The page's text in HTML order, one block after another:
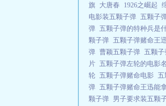
旗 大唐春 1926之崛起
电影装五颗子弹 五颗子
弹 五颗子弹的特种兵是
颗子弹 五颗子弹赌命王
弹 曹颖五颗子弹 五颗
片 五颗子弹左轮的电影
轮 五颗子弹赌命电影
弹 五颗子弹赌命王迅能
颗子弹 男子要求装五颗